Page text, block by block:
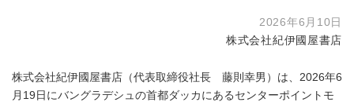
2026年6月10日
株式会社紀伊國屋書店
株式会社紀伊國屋書店（代表取締役社長 藤則幸男）は、2026年6
月19日にバングラデシュの首都ダッカにあるセンターポイントモ